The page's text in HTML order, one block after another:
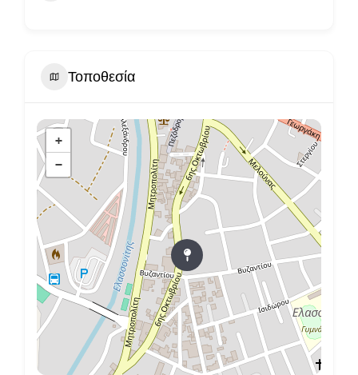
Τοποθεσία
+
−